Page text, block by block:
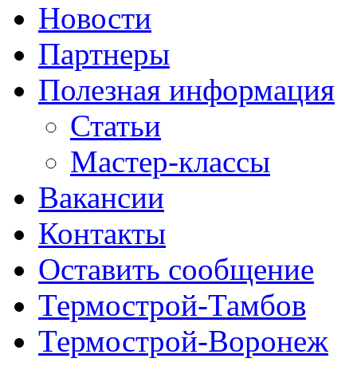
Новости
Партнеры
Полезная информация
Статьи
Мастер-классы
Вакансии
Контакты
Оставить сообщение
Термострой-Тамбов
Термострой-Воронеж